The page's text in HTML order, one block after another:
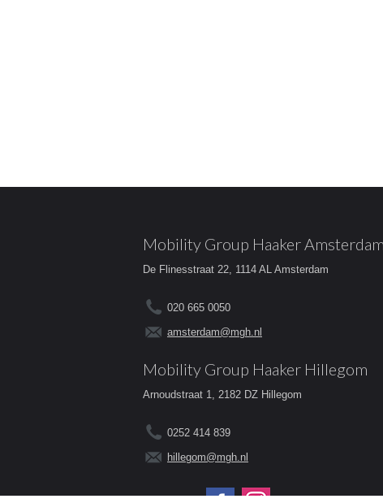
Mobility Group Haaker Amsterdam
De Flinesstraat 22, 1114 AL Amsterdam
020 665 0050
amsterdam@mgh.nl
Mobility Group Haaker Hillegom
Arnoudstraat 1, 2182 DZ Hillegom
0252 414 839
hillegom@mgh.nl
Volg ons op: